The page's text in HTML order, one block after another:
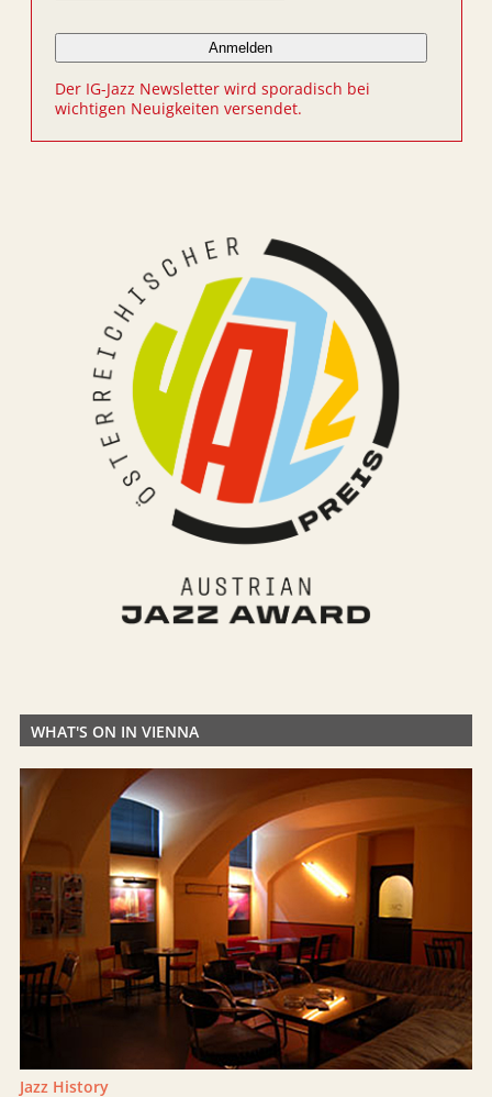
Der IG-Jazz Newsletter wird sporadisch bei
wichtigen Neuigkeiten versendet.
WHAT'S ON IN VIENNA
Jazz History